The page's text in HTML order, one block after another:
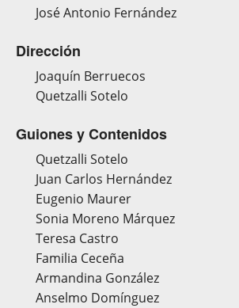
José Antonio Fernández
Dirección
Joaquín Berruecos
Quetzalli Sotelo
Guiones y Contenidos
Quetzalli Sotelo
Juan Carlos Hernández
Eugenio Maurer
Sonia Moreno Márquez
Teresa Castro
Familia Ceceña
Armandina González
Anselmo Domínguez